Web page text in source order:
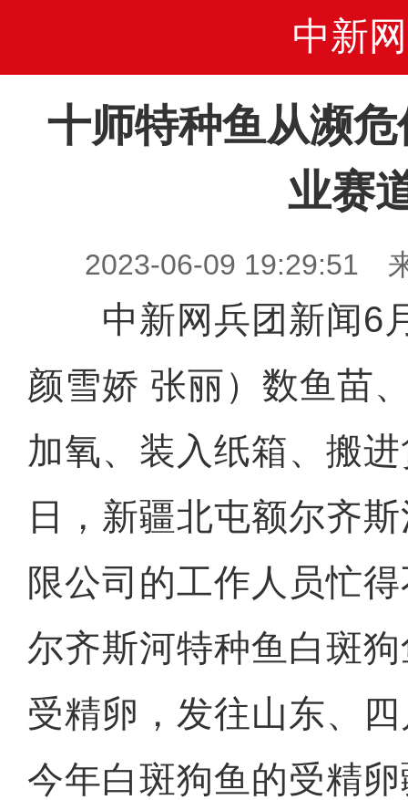
中新网
十师特种鱼从濒
业赛
2023-06-09 19:29:51
中新网兵团新闻6
颜雪娇 张丽）数鱼苗
加氧、装入纸箱、搬
日，新疆北屯额尔齐
限公司的工作人员忙
尔齐斯河特种鱼白斑
受精卵，发往山东、
今年白斑狗鱼的受精